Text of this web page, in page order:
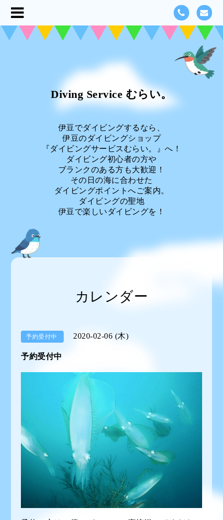
Diving Service むらい。
伊豆でダイビングするなら、
伊豆のダイビングショップ
『ダイビングサービスむらい。』へ！
ダイビング初心者の方や
ブランクのある方も大歓迎！
その日の海に合わせた
ダイビングポイントへご案内。
ダイビングの聖地
伊豆で楽しいダイビングを！
カレンダー
予約受付中 2020-02-06 (木)
予約受付中